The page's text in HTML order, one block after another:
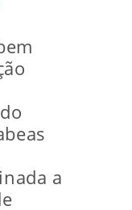
a